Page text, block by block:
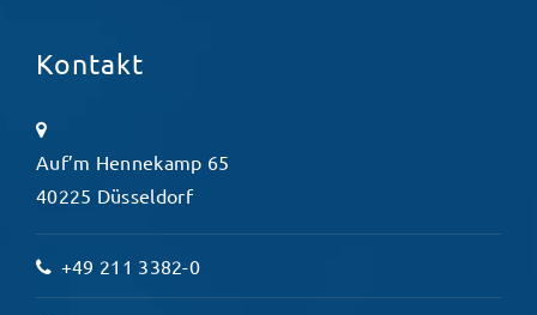
Kontakt
Auf’m Hennekamp 65
40225 Düsseldorf
+49 211 3382-0